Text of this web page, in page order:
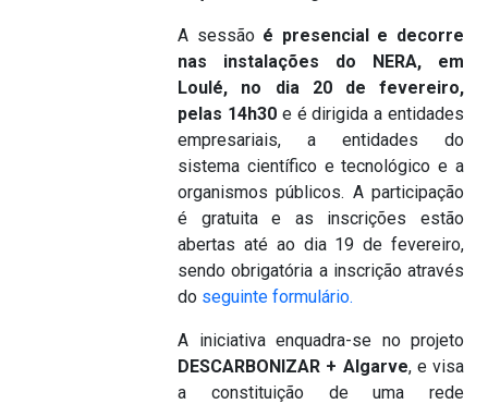
A sessão é presencial e decorre
nas instalações do NERA, em
Loulé, no dia 20 de fevereiro,
pelas 14h30 e é dirigida a entidades
empresariais, a entidades do
sistema científico e tecnológico e a
organismos públicos. A participação
é gratuita e as inscrições estão
abertas até ao dia 19 de fevereiro,
sendo obrigatória a inscrição através
do seguinte formulário.
A iniciativa enquadra-se no projeto
DESCARBONIZAR + Algarve, e visa
a constituição de uma rede